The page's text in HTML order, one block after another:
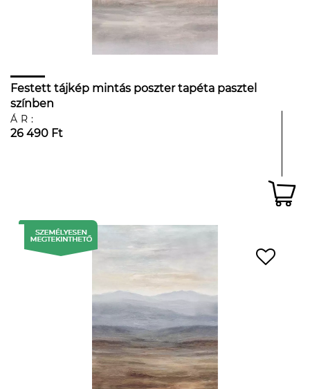
Festett tájkép mintás poszter tapéta pasztel
színben
ÁR:
26 490 Ft